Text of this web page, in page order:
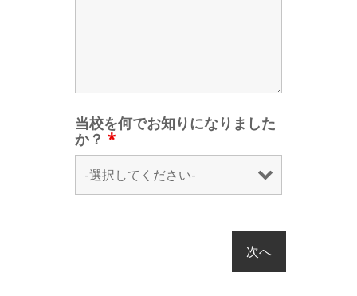
当校を何でお知りになりました
か？ *